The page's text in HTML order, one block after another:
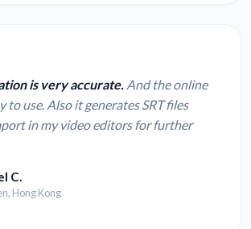
is very accurate. And the online
to use. Also it generates SRT files
in my video editors for further
C.
Hong Kong